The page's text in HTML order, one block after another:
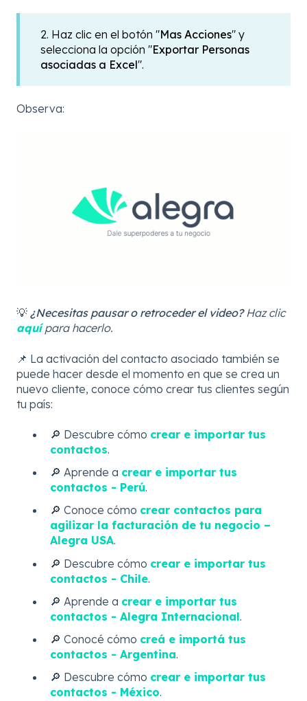
2. Haz clic en el botón "Mas Acciones" y
selecciona la opción "Exportar Personas
asociadas a Excel".
Observa:
💡 ¿Necesitas pausar o retroceder el video?Haz clic
aquí para hacerlo.
📌 La activación del contacto asociado también se
puede hacer desde el momento en que se crea un
nuevo cliente, conoce cómo crear tus clientes según
tu país:
🔎 Descubre cómo crear e importar tus
contactos.
🔎 Aprende a crear e importar tus
contactos - Perú.
🔎 Conoce cómo crear contactos para
agilizar la facturación de tu negocio –
Alegra USA.
🔎 Descubre cómo crear e importar tus
contactos - Chile.
🔎 Aprende a crear e importar tus
contactos - Alegra Internacional.
🔎 Conocé cómo creá e importá tus
contactos - Argentina.
🔎 Descubre cómo crear e importar tus
contactos - México.